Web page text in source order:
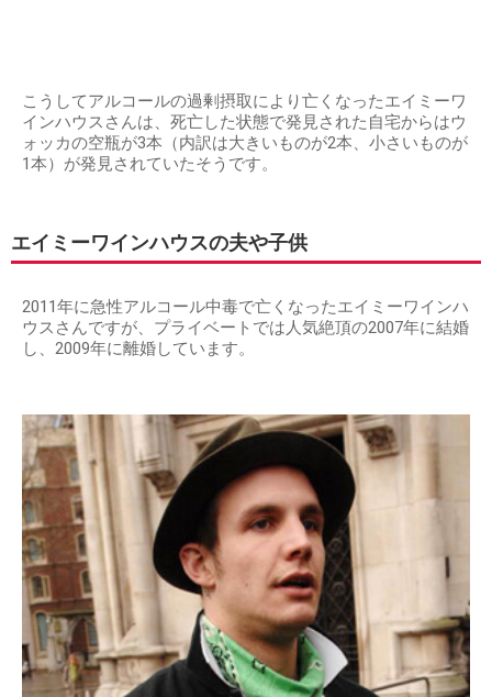
こうしてアルコールの過剰摂取により亡くなったエイミーワ
インハウスさんは、死亡した状態で発見された自宅からはウ
ォッカの空瓶が3本（内訳は大きいものが2本、小さいものが
1本）が発見されていたそうです。
エイミーワインハウスの夫や子供
2011年に急性アルコール中毒で亡くなったエイミーワインハ
ウスさんですが、プライベートでは人気絶頂の2007年に結婚
し、2009年に離婚しています。